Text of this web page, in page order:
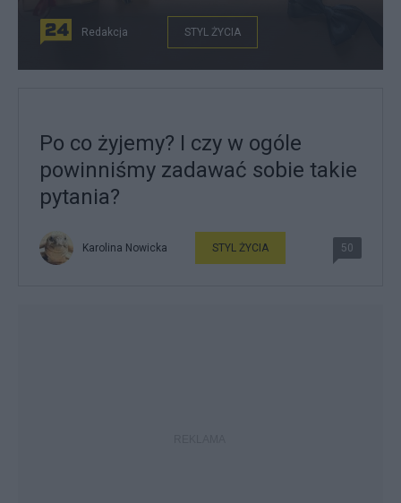
Redakcja STYL ŻYCIA
Po co żyjemy? I czy w ogóle
powinniśmy zadawać sobie takie
pytania?
Karolina Nowicka STYL ŻYCIA 50